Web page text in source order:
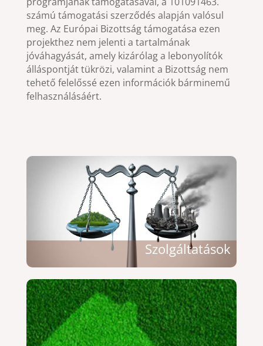
számú támogatási szerződés alapján valósul
meg. Az Európai Bizottság támogatása ezen
projekthez nem jelenti a tartalmának
jóváhagyását, amely kizárólag a lebonyolítók
álláspontját tükrözi, valamint a Bizottság nem
tehető felelőssé ezen információk bárminemű
felhasználásáért.
Szolgáltatások